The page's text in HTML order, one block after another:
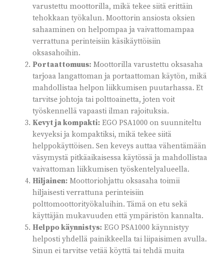
varustettu moottorilla, mikä tekee siitä erittäin
tehokkaan työkalun. Moottorin ansiosta oksien
sahaaminen on helpompaa ja vaivattomampaa
verrattuna perinteisiin käsikäyttöisiin
oksasahoihin.
Portaattomuus: Moottorilla varustettu oksasaha
tarjoaa langattoman ja portaattoman käytön, mikä
mahdollistaa helpon liikkumisen puutarhassa. Et
tarvitse johtoja tai polttoainetta, joten voit
työskennellä vapaasti ilman rajoituksia.
Kevyt ja kompakti: EGO PSA1000 on suunniteltu
kevyeksi ja kompaktiksi, mikä tekee siitä
helppokäyttöisen. Sen keveys auttaa vähentämään
väsymystä pitkäaikaisessa käytössä ja mahdollistaa
vaivattoman liikkumisen työskentelyalueella.
Hiljainen: Moottoriohjattu oksasaha toimii
hiljaisesti verrattuna perinteisiin
polttomoottorityökaluihin. Tämä on etu sekä
käyttäjän mukavuuden että ympäristön kannalta.
Helppo käynnistys: EGO PSA1000 käynnistyy
helposti yhdellä painikkeella tai liipaisimen avulla.
Sinun ei tarvitse vetää köyttä tai tehdä muita